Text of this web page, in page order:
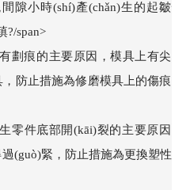
隙小時(shí)產(chǎn)生的起皺
?/span>
痕的主要原因，模具上有尖
防止措施為修磨模具上的傷痕
件底部開(kāi)裂的主要原因
(guò)緊，防止措施為更換塑性